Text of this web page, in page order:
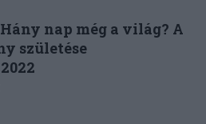
nap még a világ? A
születése